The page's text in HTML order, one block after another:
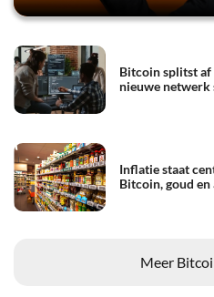
Bitcoin splitst af
nieuwe
Inflatie staat
Bitcoin, goud en
Meer